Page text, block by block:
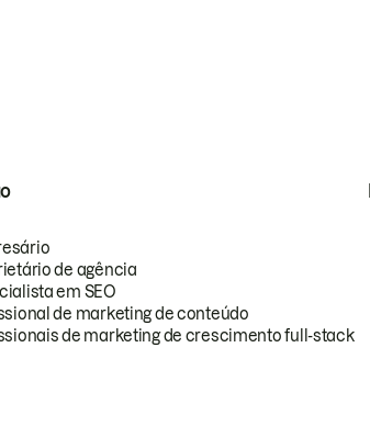
de agência
em SEO
de marketing de conteúdo
de marketing de crescimento full-stack